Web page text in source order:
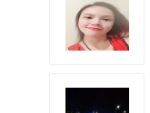
K.May